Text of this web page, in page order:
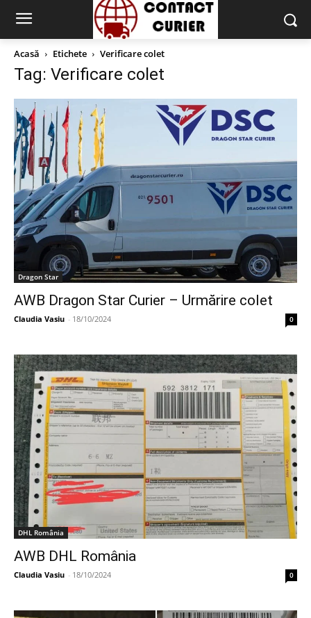
Acasă Etichete Verificare colet
Tag: Verificare colet
Dragon Star
AWB Dragon Star Curier – Urmărire colet
Claudia Vasiu - 18/10/2024 0
DHL România
AWB DHL România
Claudia Vasiu - 18/10/2024 0